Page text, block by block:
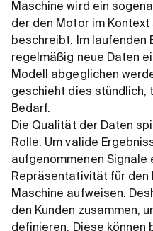
Maschine wird ein
der den Motor im Kontext
beschreibt. Im laufenden
regelmäßig neue Daten
Modell abgeglichen
geschieht dies stündlich,
Bedarf.
Die Qualität der Daten
Rolle. Um valide
aufgenommenen Signale
Repräsentativität für den
Maschine aufweisen.
den Kunden zusammen,
definieren. Diese können